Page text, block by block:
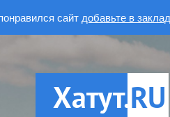
сайт добавьте в
Хатут.RU